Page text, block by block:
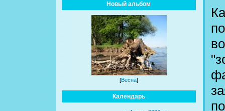
Новый альбом
[Весна]
Календарь